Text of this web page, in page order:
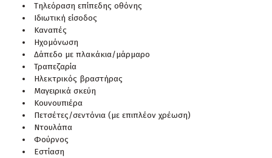
Τηλεόραση επίπεδης οθόνης
Ιδιωτική είσοδος
Καναπές
Ηχομόνωση
Δάπεδο με πλακάκια/μάρμαρο
Τραπεζαρία
Ηλεκτρικός βραστήρας
Μαγειρικά σκεύη
Κουνουπιέρα
Πετσέτες/σεντόνια (με επιπλέον χρέωση)
Ντουλάπα
Φούρνος
Εστίαση